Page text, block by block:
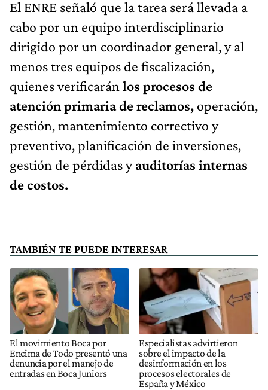
El ENRE señaló que la tarea será llevada a
cabo por un equipo interdisciplinario
dirigido por un coordinador general, y al
menos tres equipos de fiscalización,
quienes verificarán los procesos de
atención primaria de reclamos, operación,
gestión, mantenimiento correctivo y
preventivo, planificación de inversiones,
gestión de pérdidas yauditorías internas
de costos.
TAMBIÉN TE PUEDE INTERESAR
El movimiento Boca por
Encima de Todo presentó una
denuncia por el manejo de
entradas en Boca Juniors
Especialistas advirtieron
sobre el impacto de la
desinformación en los
procesos electorales de
España y México